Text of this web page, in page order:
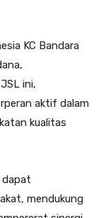
KC Bandara
ini,
aktif dalam
kualitas
dapat
mendukung